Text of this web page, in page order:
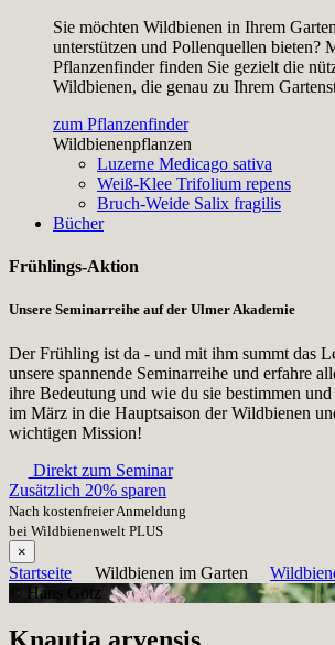
Sie möchten Wildbienen in Ihrem
unterstützen und Pollenquellen bieten?
Pflanzenfinder finden Sie gezielt die
Wildbienen, die genau zu Ihrem
zum Pflanzenfinder
Wildbienenpflanzen
Luzerne Medicago sativa
Weiß-Klee Trifolium repens
Bruch-Weide Salix fragilis
Bücher
Frühlings-Aktion
Unsere Seminarreihe auf der Ulmer Akademie
Der Frühling ist da - und mit ihm summt das
unsere spannende Seminarreihe und erfahre
ihre Bedeutung und wie du sie bestimmen
im März in die Hauptsaison der Wildbienen
wichtigen Mission!
Direkt zum Seminar
Zusätzlich 20% sparen
Nach kostenfreier Anmeldung
bei Wildbienenwelt PLUS
×
Startseite Wildbienen im Garten
© Hans Götz
Knautia arvensis